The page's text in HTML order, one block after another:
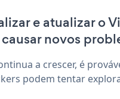
e atualizar o
novos
a crescer, é
podem tentar